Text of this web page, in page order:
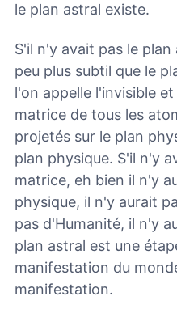
le plan astral existe.
S'il n'y avait pas le
peu plus subtil que le
l'on appelle l'invisible
matrice de tous les
projetés sur le plan
plan physique. S'il n'y
matrice, eh bien il n'y
physique, il n'y aurait
pas d'Humanité, il n'y
plan astral est une
manifestation du
manifestation.